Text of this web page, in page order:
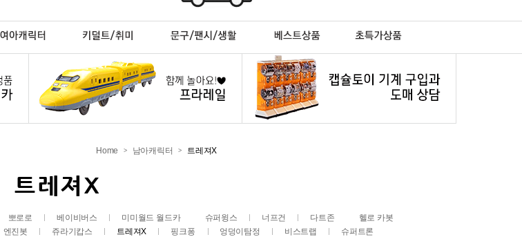
8 한정판
9 프리미엄
1
트레져X
Home > 남아캐릭터 > 트레져X
뽀로로 베이비버스 미미월드 월드카 슈퍼윙스 너프건 다트존
헬로 카봇
엔진봇 쥬라기캅스 트레져X 핑크퐁 엉덩이탐정 비스트랩 슈퍼트론